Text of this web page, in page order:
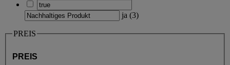
ja (3)
PREIS
PREIS